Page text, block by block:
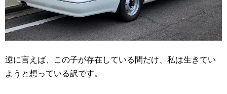
逆に言えば、この子が存在している間だけ、私は生きてい
ようと想っている訳です。